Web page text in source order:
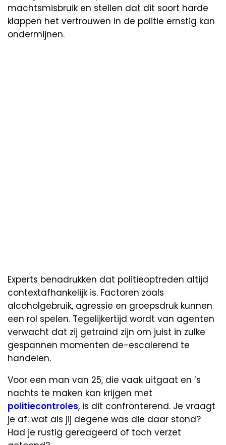
machtsmisbruik en stellen dat dit soort harde
klappen het vertrouwen in de politie ernstig kan
ondermijnen.
Experts benadrukken dat politieoptreden altijd
contextafhankelijk is. Factoren zoals
alcoholgebruik, agressie en groepsdruk kunnen
een rol spelen. Tegelijkertijd wordt van agenten
verwacht dat zij getraind zijn om juist in zulke
gespannen momenten de-escalerend te
handelen.
Voor een man van 25, die vaak uitgaat en ’s
nachts te maken kan krijgen met
politiecontroles, is dit confronterend. Je vraagt
je af: wat als jij degene was die daar stond?
Had je rustig gereageerd of toch verzet